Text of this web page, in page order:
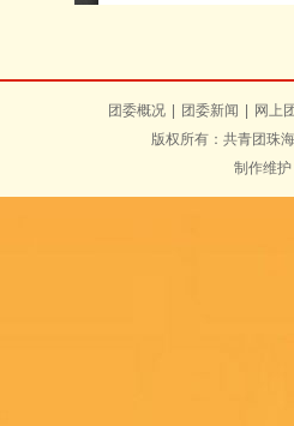
团委概况 团委新闻
网上
版权所有：共青团珠
制作维